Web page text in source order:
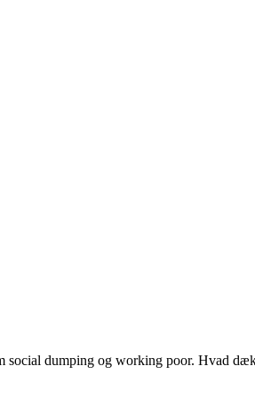
social dumping og working poor. Hvad